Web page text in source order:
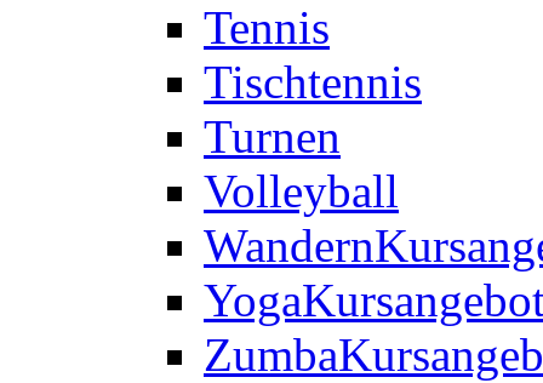
Tennis
Tischtennis
Turnen
Volleyball
Wandern
Yoga
Zumba